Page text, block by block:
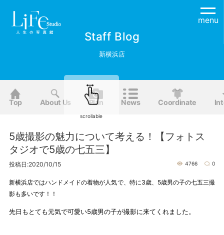
menu
Staff Blog
新横浜店
Top About Us Plan News Coordinate
5歳撮影の魅力について考える！【フォトス
タジオで5歳の七五三】
投稿日:2020/10/15 4766 0
新横浜店ではハンドメイドの着物が人気で、特に3歳、5歳男の子の七五三撮
影も多いです！！
先日もとても元気で可愛い5歳男の子が撮影に来てくれました。